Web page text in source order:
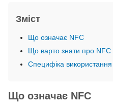
Зміст
Що означає NFC
Що варто знати про NFC
Специфіка використання
Що означає NFC